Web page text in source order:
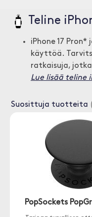
Teline
iPhone 17
käyttöä.
ratkaisuja,
Lue lisää teline
Suosittuja tuotteita
PopSockets